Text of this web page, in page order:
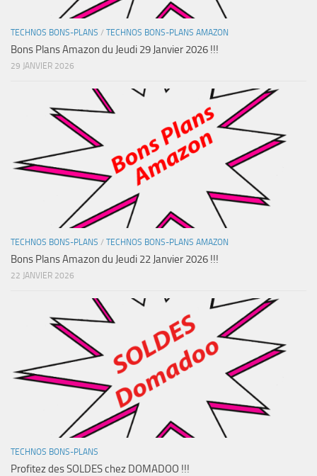
TECHNOS BONS-PLANS / TECHNOS BONS-PLANS AMAZON
Bons Plans Amazon du Jeudi 29 Janvier 2026 !!!
29 JANVIER 2026
TECHNOS BONS-PLANS / TECHNOS BONS-PLANS AMAZON
Bons Plans Amazon du Jeudi 22 Janvier 2026 !!!
22 JANVIER 2026
TECHNOS BONS-PLANS
Profitez des SOLDES chez DOMADOO !!!